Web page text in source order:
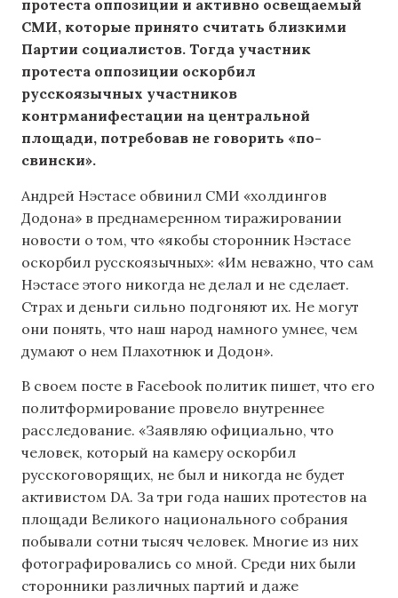
протеста оппозиции и активно освещаемый
СМИ, которые принято считать близкими
Партии социалистов. Тогда участник
протеста оппозиции оскорбил
русскоязычных участников
контрманифестации на центральной
площади, потребовав не говорить «по-
свински».
Андрей Нэстасе обвинил СМИ «холдингов
Додона» в преднамеренном тиражировании
новости о том, что «якобы сторонник Нэстасе
оскорбил русскоязычных»: «Им неважно, что сам
Нэстасе этого никогда не делал и не сделает.
Страх и деньги сильно подгоняют их. Не могут
они понять, что наш народ намного умнее, чем
думают о нем Плахотнюк и Додон».
В своем посте в Facebook политик пишет, что его
политформирование провело внутреннее
расследование. «Заявляю официально, что
человек, который на камеру оскорбил
русскоговорящих, не был и никогда не будет
активистом DA. За три года наших протестов на
площади Великого национального собрания
побывали сотни тысяч человек. Многие из них
фотографировались со мной. Среди них были
сторонники различных партий и даже